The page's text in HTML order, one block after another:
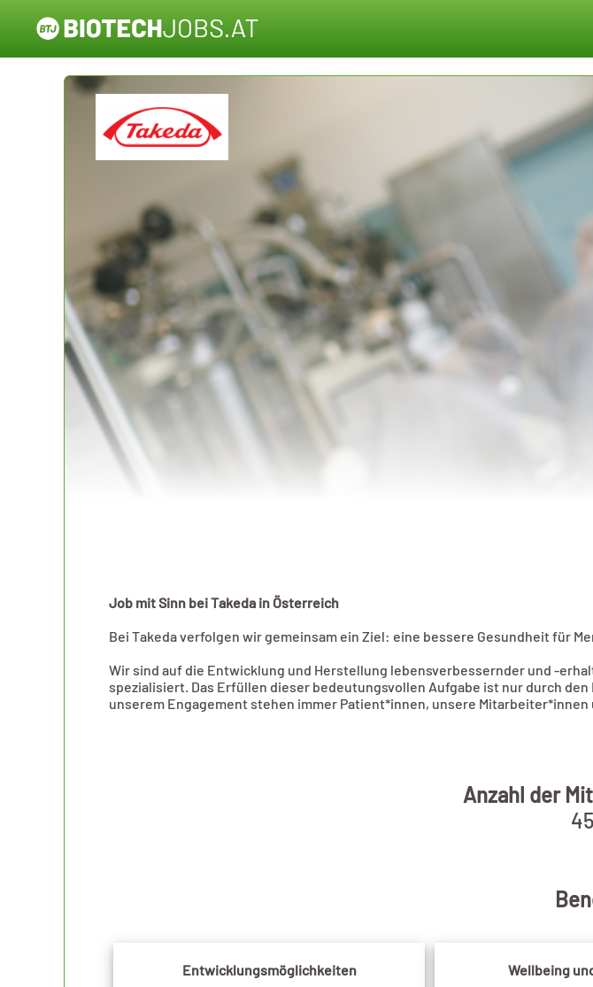
Job mit Sinn bei Takeda in Österreich
Bei Takeda verfolgen wir gemeinsam ein Ziel: eine bessere Gesundheit für
Wir sind auf die Entwicklung und Herstellung lebensverbessernder und -
spezialisiert. Das Erfüllen dieser bedeutungsvollen Aufgabe ist nur durch
unserem Engagement stehen immer Patient*innen, unsere Mitarbeiter*innen
Anzahl der
Entwicklungsmöglichkeiten Wellbeing